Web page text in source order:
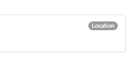
Location